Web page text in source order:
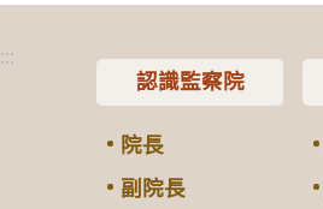
:::
認識監察院
院長
副院長